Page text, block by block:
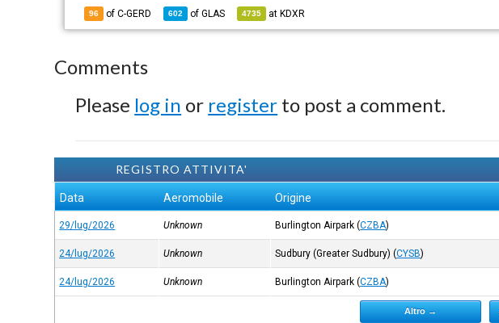
96 of C-GERD 602 ofGLAS 4735 at KDXR
Comments
Please log in or register to post a comment.
REGISTRO ATTIVITA'
Data Aeromobile Origine
29/lug/2026 Unknown Burlington Airpark (CZBA)
24/lug/2026 Unknown Sudbury (Greater Sudbury) (CYSB)
24/lug/2026 Unknown Burlington Airpark (CZBA)
Altro →